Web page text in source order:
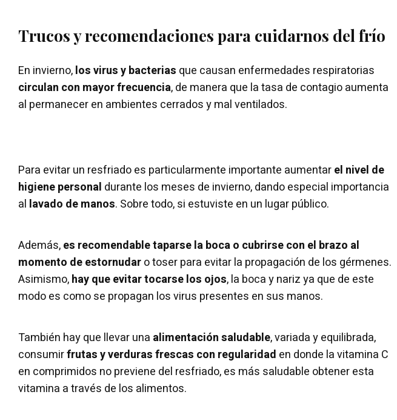
Trucos y recomendaciones para cuidarnos del frío
En invierno,los virus y bacterias que causan enfermedades respiratorias
circulan con mayor frecuencia, de manera que la tasa de contagio aumenta
al permanecer en ambientes cerrados y mal ventilados.
Para evitar un resfriado es particularmente importante aumentarel nivel de
higiene personal durante los meses de invierno, dando especial importancia
al lavado de manos. Sobre todo, si estuviste en un lugar público.
Además,es recomendable taparse la boca o cubrirse con el brazo al
momento de estornudaro toser para evitar la propagación de los gérmenes.
Asimismo,hay que evitar tocarse los ojos, la boca y nariz ya que de este
modo es como se propagan los virus presentes en sus manos.
También hay que llevar una alimentación saludable, variada y equilibrada,
consumirfrutas y verduras frescas con regularidad en donde la vitamina C
en comprimidos no previene del resfriado, es más saludable obtener esta
vitamina a través de los alimentos.